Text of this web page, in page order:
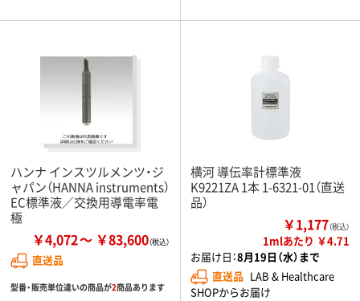
ハンナ インスツルメンツ・ジ
ャパン（HANNA instruments）
EC標準液／交換用導電率電
極
￥4,072 ￥83,600
直送品
型番・販売単位違いの商品が2商品あります
横河 導伝率計標準液
K9221ZA 1本 1-6321-01（直送
品）
￥1,177（税込）
1mlあたり ￥4.71
お届け日：8月19日（水）まで
直送品 LAB & Healthcare
SHOPからお届け